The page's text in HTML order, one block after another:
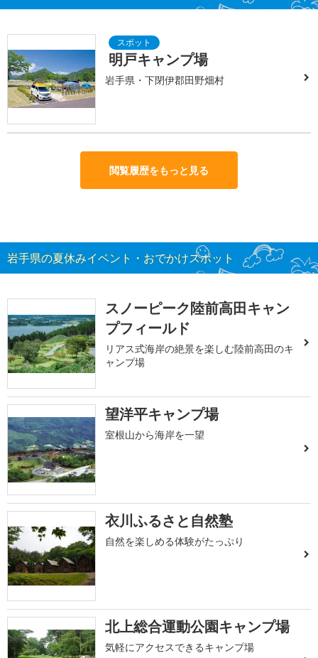
明戸キャンプ場
岩手県・下閉伊郡田野畑村
閲覧履歴をもっと見る
岩手県の夏休みイベント・おでかけスポット
スノーピーク陸前高田キャン
プフィールド
リアス式海岸の絶景を楽しむ陸前高田のキ
ャンプ場
望洋平キャンプ場
室根山から海岸を一望
衣川ふるさと自然塾
自然を楽しめる体験がたっぷり
北上総合運動公園キャンプ場
気軽にアクセスできるキャンプ場